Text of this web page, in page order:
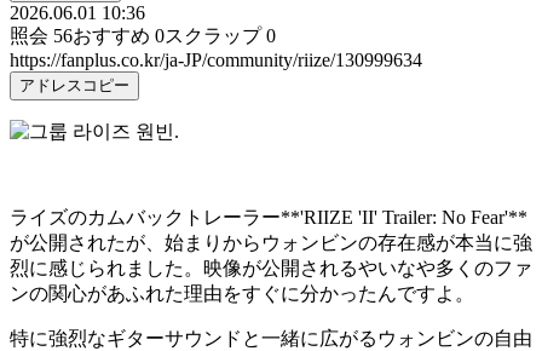
2026.06.01 10:36
照会 56おすすめ 0スクラップ 0
https://fanplus.co.kr/ja-JP/community/riize/130999634
アドレスコピー
ライズのカムバックトレーラー**'RIIZE 'II' Trailer: No Fear'**
が公開されたが、始まりからウォンビンの存在感が本当に強
烈に感じられました。映像が公開されるやいなや多くのファ
ンの関心があふれた理由をすぐに分かったんですよ。
特に強烈なギターサウンドと一緒に広がるウォンビンの自由